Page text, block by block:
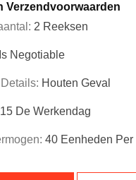
Verzendvoorwaarden
2 Reeksen
Negotiable
Houten Geval
De Werkendag
40 Eenheden Per